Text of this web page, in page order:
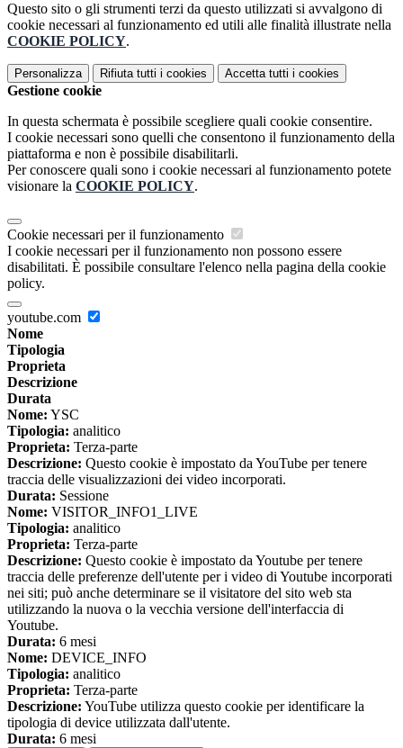
Questo sito o gli strumenti terzi da questo utilizzati si avvalgono di
cookie necessari al funzionamento ed utili alle finalità illustrate nella
COOKIE POLICY.
Personalizza Rifiuta tutti i cookies Accetta tutti i cookies
Gestione cookie
In questa schermata è possibile scegliere quali cookie consentire.
I cookie necessari sono quelli che consentono il funzionamento della
piattaforma e non è possibile disabilitarli.
Per conoscere quali sono i cookie necessari al funzionamento potete
visionare la COOKIE POLICY.
Cookie necessari per il funzionamento
I cookie necessari per il funzionamento non possono essere
disabilitati. È possibile consultare l'elenco nella pagina della cookie
policy.
youtube.com
Nome
Tipologia
Proprieta
Descrizione
Durata
Nome: YSC
Tipologia: analitico
Proprieta: Terza-parte
Descrizione: Questo cookie è impostato da YouTube per tenere
traccia delle visualizzazioni dei video incorporati.
Durata: Sessione
Nome: VISITOR_INFO1_LIVE
Tipologia: analitico
Proprieta: Terza-parte
Descrizione: Questo cookie è impostato da Youtube per tenere
traccia delle preferenze dell'utente per i video di Youtube incorporati
nei siti; può anche determinare se il visitatore del sito web sta
utilizzando la nuova o la vecchia versione dell'interfaccia di
Youtube.
Durata: 6 mesi
Nome: DEVICE_INFO
Tipologia: analitico
Proprieta: Terza-parte
Descrizione: YouTube utilizza questo cookie per identificare la
tipologia di device utilizzata dall'utente.
Durata: 6 mesi